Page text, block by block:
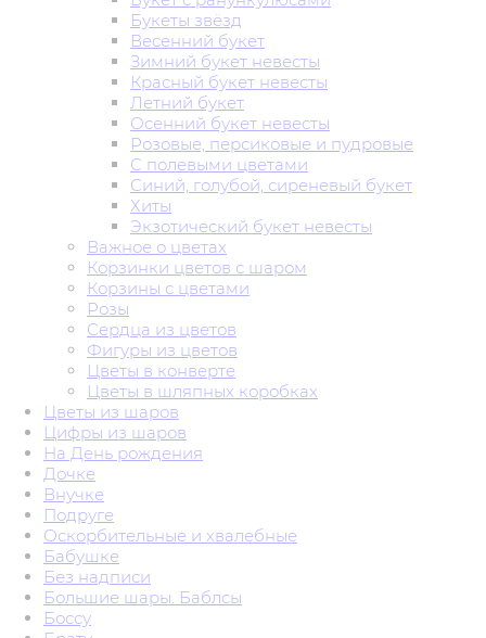
Букеты звёзд
Весенний букет
Зимний букет невесты
Красный букет невесты
Летний букет
Осенний букет невесты
Розовые, персиковые и пудровые
С полевыми цветами
Синий, голубой, сиреневый букет
Хиты
Экзотический букет невесты
Важное о цветах
Корзинки цветов с шаром
Корзины с цветами
Розы
Сердца из цветов
Фигуры из цветов
Цветы в конверте
Цветы в шляпных коробках
Цветы из шаров
Цифры из шаров
На День рождения
Дочке
Внучке
Подруге
Оскорбительные и хвалебные
Бабушке
Без надписи
Большие шары. Баблсы
Боссу